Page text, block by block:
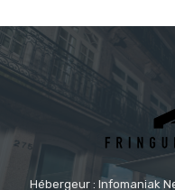
Hébergeur : Infomaniak